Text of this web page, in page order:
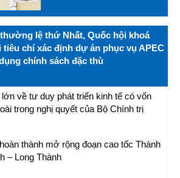
lệ thứ Nhất, Quốc hội khoá
tiêu chí xác định dự án phục vụ APEC
chính sách đặc thù
về tư duy phát triển kinh tế có vốn
trong nghị quyết của Bộ Chính trị
thành mở rộng đoạn cao tốc Thành
– Long Thành